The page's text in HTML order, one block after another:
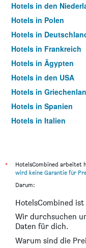
Hotels in den
Hotels in Polen
Hotels in
Hotels in Frankreich
Hotels in Ägypten
Hotels in den USA
Hotels in
Hotels in Spanien
Hotels in Italien
*
HotelsCombined arbeitet
wird keine Garantie für
Darum:
HotelsCombined
Wir durchsuchen
Daten für dich.
Warum sind die